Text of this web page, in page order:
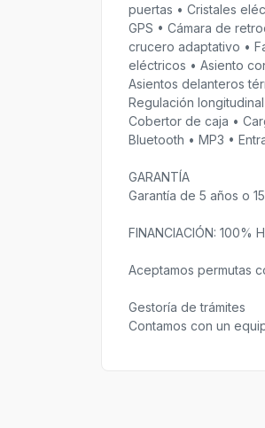
puertas • Cristales
GPS • Cámara de
crucero adaptativo •
eléctricos • Asiento
Asientos delanteros
Regulación
Cobertor de caja •
Bluetooth • MP3 •
GARANTÍA
Garantía de 5 años o
FINANCIACIÓN: 100%
Aceptamos permutas
Gestoría de trámites
Contamos con un